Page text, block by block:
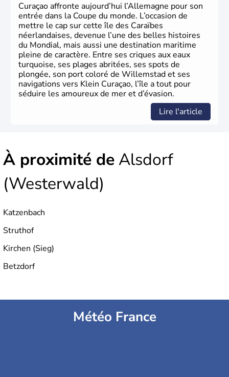
Curaçao affronte aujourd’hui l’Allemagne pour son
entrée dans la Coupe du monde. L’occasion de
mettre le cap sur cette île des Caraïbes
néerlandaises, devenue l’une des belles histoires
du Mondial, mais aussi une destination maritime
pleine de caractère. Entre ses criques aux eaux
turquoise, ses plages abritées, ses spots de
plongée, son port coloré de Willemstad et ses
navigations vers Klein Curaçao, l’île a tout pour
séduire les amoureux de mer et d’évasion.
Lire l'article
À proximité deAlsdorf
(Westerwald)
Katzenbach
Struthof
Kirchen (Sieg)
Betzdorf
Météo France